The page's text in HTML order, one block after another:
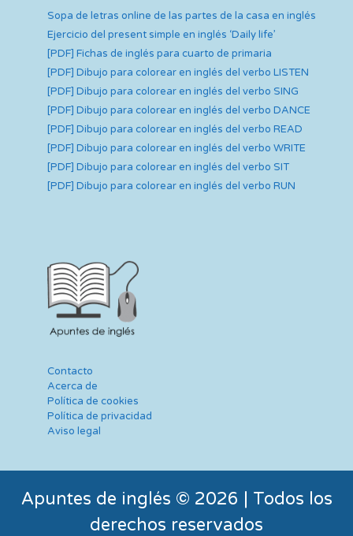
Sopa de letras online de las partes de la casa en inglés
Ejercicio del present simple en inglés ‘Daily life’
[PDF] Fichas de inglés para cuarto de primaria
[PDF] Dibujo para colorear en inglés del verbo LISTEN
[PDF] Dibujo para colorear en inglés del verbo SING
[PDF] Dibujo para colorear en inglés del verbo DANCE
[PDF] Dibujo para colorear en inglés del verbo READ
[PDF] Dibujo para colorear en inglés del verbo WRITE
[PDF] Dibujo para colorear en inglés del verbo SIT
[PDF] Dibujo para colorear en inglés del verbo RUN
Contacto
Acerca de
Política de cookies
Política de privacidad
Aviso legal
Apuntes de inglés © 2026 | Todos los
derechos reservados